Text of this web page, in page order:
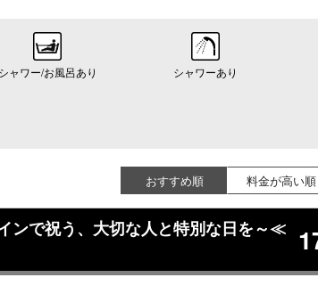
シャワー/お風呂あり シャワーあり
おすすめ順 料金が高い順
ンで祝う、大切な人と特別な日を～≪